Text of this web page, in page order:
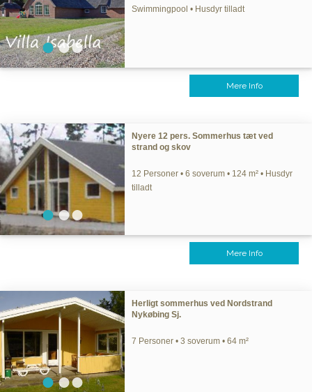
Swimmingpool • Husdyr tilladt
Mere Info
Nyere 12 pers. Sommerhus tæt ved
strand og skov
12 Personer • 6 soverum • 124 m² • Husdyr
tilladt
Mere Info
Herligt sommerhus ved Nordstrand
Nykøbing Sj.
7 Personer • 3 soverum • 64 m²